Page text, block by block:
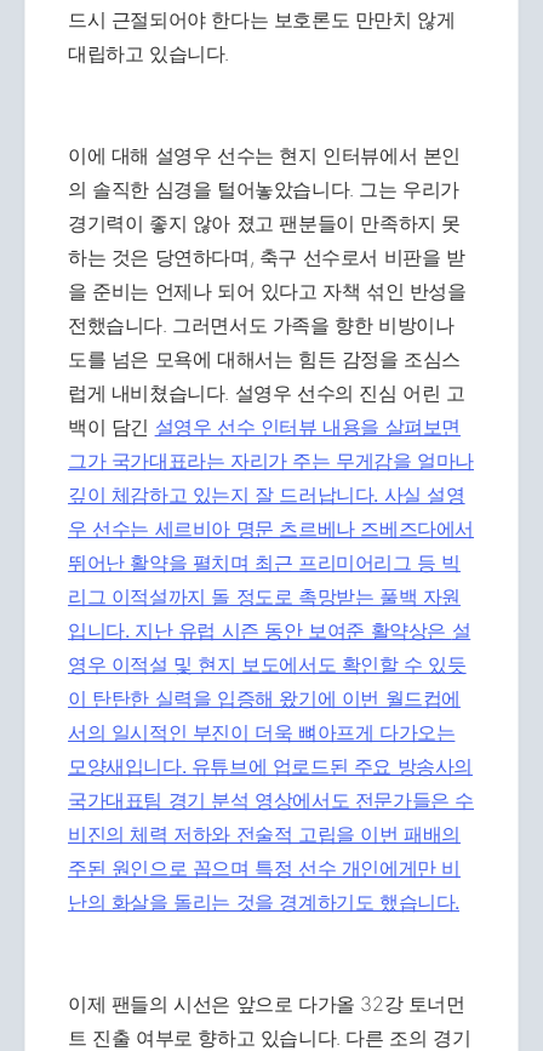
드시 근절되어야 한다는 보호론도 만만치 않게
대립하고 있습니다.
이에 대해 설영우 선수는 현지 인터뷰에서 본인
의 솔직한 심경을 털어놓았습니다. 그는 우리가
경기력이 좋지 않아 졌고 팬분들이 만족하지 못
하는 것은 당연하다며, 축구 선수로서 비판을 받
을 준비는 언제나 되어 있다고 자책 섞인 반성을
전했습니다. 그러면서도 가족을 향한 비방이나
도를 넘은 모욕에 대해서는 힘든 감정을 조심스
럽게 내비쳤습니다. 설영우 선수의 진심 어린 고
백이 담긴 설영우 선수 인터뷰 내용을 살펴보면
그가 국가대표라는 자리가 주는 무게감을 얼마나
깊이 체감하고 있는지 잘 드러납니다. 사실 설영
우 선수는 세르비아 명문 츠르베나 즈베즈다에서
뛰어난 활약을 펼치며 최근 프리미어리그 등 빅
리그 이적설까지 돌 정도로 촉망받는 풀백 자원
입니다. 지난 유럽 시즌 동안 보여준 활약상은 설
영우 이적설 및 현지 보도에서도 확인할 수 있듯
이 탄탄한 실력을 입증해 왔기에 이번 월드컵에
서의 일시적인 부진이 더욱 뼈아프게 다가오는
모양새입니다. 유튜브에 업로드된 주요 방송사의
국가대표팀 경기 분석 영상에서도 전문가들은 수
비진의 체력 저하와 전술적 고립을 이번 패배의
주된 원인으로 꼽으며 특정 선수 개인에게만 비
난의 화살을 돌리는 것을 경계하기도 했습니다.
이제 팬들의 시선은 앞으로 다가올 32강 토너먼
트 진출 여부로 향하고 있습니다. 다른 조의 경기